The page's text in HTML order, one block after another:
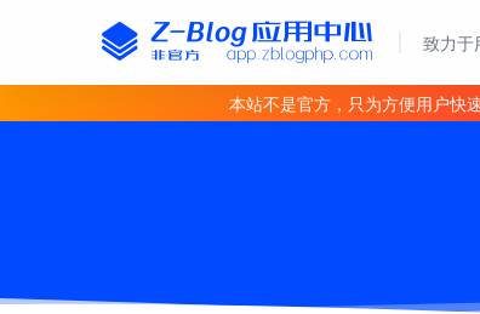
致力于
本站不是官方，只为方便用户快